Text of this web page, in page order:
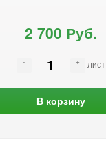
2 700 Руб.
лист
В корзину